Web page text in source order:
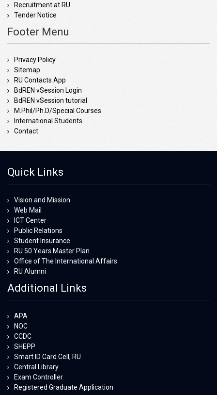
Recruitment at RU
Tender Notice
Footer Menu
Privacy Policy
Sitemap
RU Contacts App
BdREN vSession Login
BdREN vSession tutorial
M.Phil/Ph.D/Special Courses
International Students
Contact
Quick Links
Vision and Mission
Web Mail
ICT Center
Public Relations
Student Insurance
RU 50 Years Master Plan
Office of The International Affairs
RU Alumni
Additional Links
APA
NOC
CCDC
SHEPP
Smart ID Card Cell, RU
Central Library
Exam Controller
Registered Graduate Application